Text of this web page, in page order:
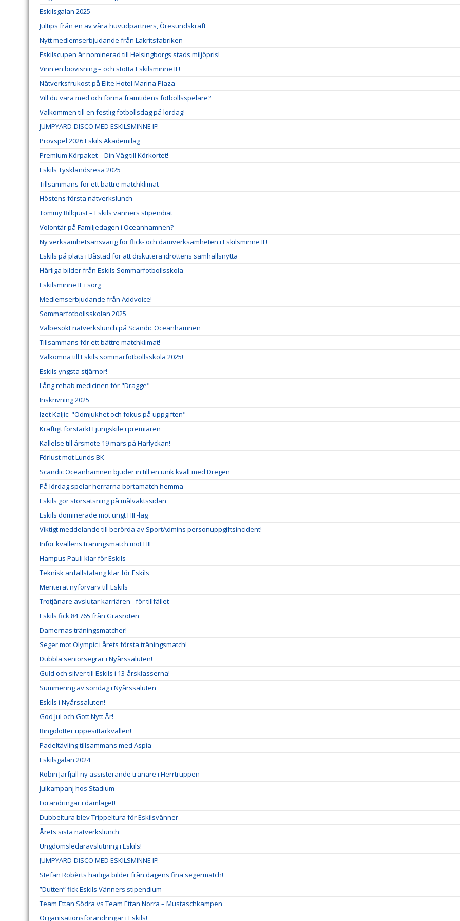
Eskilsgalan 2025
Jultips från en av våra huvudpartners, Öresundskraft
Nytt medlemserbjudande från Lakritsfabriken
Eskilscupen är nominerad till Helsingborgs stads miljöpris!
Vinn en biovisning – och stötta Eskilsminne IF!
Nätverksfrukost på Elite Hotel Marina Plaza
Vill du vara med och forma framtidens fotbollsspelare?
Välkommen till en festlig fotbollsdag på lördag!
JUMPYARD-DISCO MED ESKILSMINNE IF!
Provspel 2026 Eskils Akademilag
Premium Körpaket – Din Väg till Körkortet!
Eskils Tysklandsresa 2025
Tillsammans för ett bättre matchklimat
Höstens första nätverkslunch
Tommy Billquist – Eskils vänners stipendiat
Volontär på Familjedagen i Oceanhamnen?
Ny verksamhetsansvarig för flick- och damverksamheten i Eskilsminne IF!
Eskils på plats i Båstad för att diskutera idrottens samhällsnytta
Härliga bilder från Eskils Sommarfotbollsskola
Eskilsminne IF i sorg
Medlemserbjudande från Addvoice!
Sommarfotbollsskolan 2025
Välbesökt nätverkslunch på Scandic Oceanhamnen
Tillsammans för ett bättre matchklimat!
Välkomna till Eskils sommarfotbollsskola 2025!
Eskils yngsta stjärnor!
Lång rehab medicinen för "Dragge"
Inskrivning 2025
Izet Kaljic: "Ödmjukhet och fokus på uppgiften"
Kraftigt förstärkt Ljungskile i premiären
Kallelse till årsmöte 19 mars på Harlyckan!
Förlust mot Lunds BK
Scandic Oceanhamnen bjuder in till en unik kväll med Dregen
På lördag spelar herrarna bortamatch hemma
Eskils gör storsatsning på målvaktssidan
Eskils dominerade mot ungt HIF-lag
Viktigt meddelande till berörda av SportAdmins personuppgiftsincident!
Inför kvällens träningsmatch mot HIF
Hampus Pauli klar för Eskils
Teknisk anfallstalang klar för Eskils
Meriterat nyförvärv till Eskils
Trotjänare avslutar karriären - för tillfället
Eskils fick 84 765 från Gräsroten
Damernas träningsmatcher!
Seger mot Olympic i årets första träningsmatch!
Dubbla seniorsegrar i Nyårssaluten!
Guld och silver till Eskils i 13-årsklasserna!
Summering av söndag i Nyårssaluten
Eskils i Nyårssaluten!
God Jul och Gott Nytt År!
Bingolotter uppesittarkvällen!
Padeltävling tillsammans med Aspia
Eskilsgalan 2024
Robin Jarfjäll ny assisterande tränare i Herrtruppen
Julkampanj hos Stadium
Förändringar i damlaget!
Dubbeltura blev Trippeltura för Eskilsvänner
Årets sista nätverkslunch
Ungdomsledaravslutning i Eskils!
JUMPYARD-DISCO MED ESKILSMINNE IF!
Stefan Robèrts härliga bilder från dagens fina segermatch!
”Dutten” fick Eskils Vänners stipendium
Team Ettan Södra vs Team Ettan Norra – Mustaschkampen
Organisationsförändringar i Eskils!